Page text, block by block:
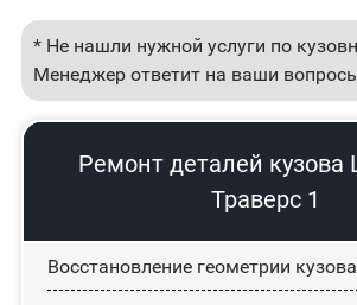
* Не нашли нужной услуги по
Менеджер ответит на ваши
Ремонт деталей кузова
Траверс 1
Восстановление геометрии кузова